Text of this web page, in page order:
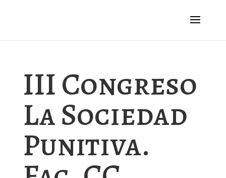
III Congreso
La Sociedad
Punitiva.